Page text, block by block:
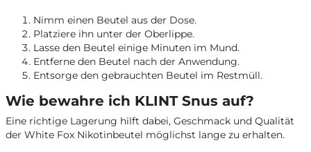
Nimm einen Beutel aus der Dose.
Platziere ihn unter der Oberlippe.
Lasse den Beutel einige Minuten im Mund.
Entferne den Beutel nach der Anwendung.
Entsorge den gebrauchten Beutel im Restmüll.
Wie bewahre ich KLINT Snus auf?
Eine richtige Lagerung hilft dabei, Geschmack und Qualität
der White Fox Nikotinbeutel möglichst lange zu erhalten.